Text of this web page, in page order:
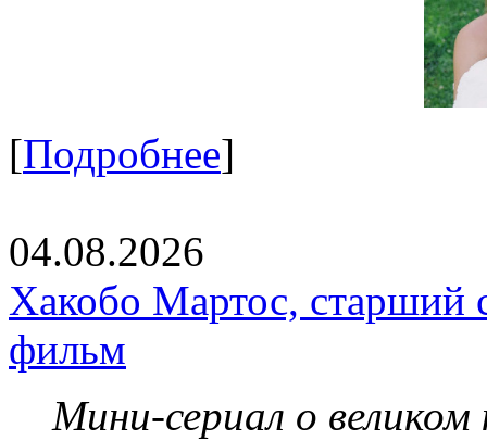
[Подробнее]
04.08.2026
Хакобо Мартос, старший
фильм
Мини-сериал о великом